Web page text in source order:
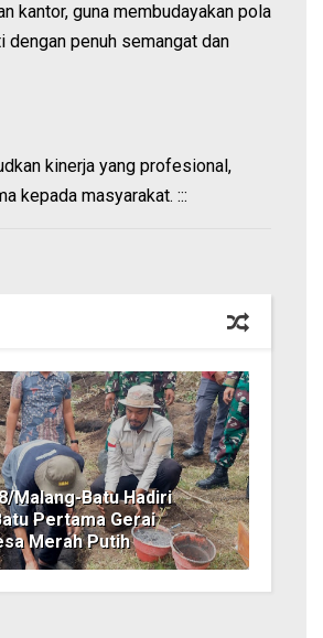
kantor, guna membudayakan pola
penuh semangat dan
kinerja yang profesional,
kepada masyarakat. :::
Malang-Batu Hadiri
Pertama Gerai
Merah Putih